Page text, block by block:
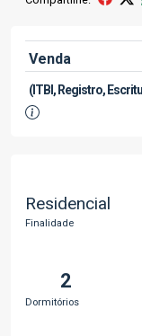
Venda
(ITBI, Registro,
Residencial
Finalidade
2
Dormitórios